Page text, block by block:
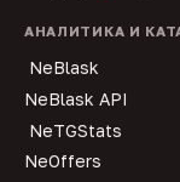
АНАЛИТИКА И
NeBlask
NeBlask API
NeTGStats
NeOffers